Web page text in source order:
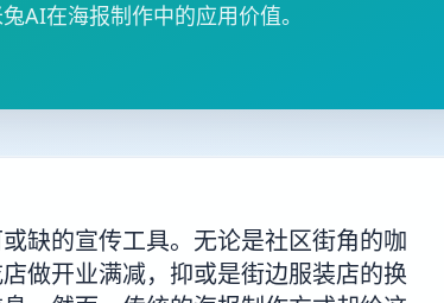
AI在海报制作中的应用价值。
缺的宣传工具。无论是社区街角的咖
做开业满减，抑或是街边服装店的换